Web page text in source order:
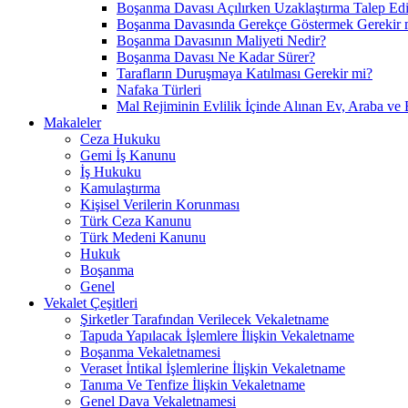
Boşanma Davası Açılırken Uzaklaştırma Talep
Boşanma Davasında Gerekçe Göstermek Gerekir
Boşanma Davasının Maliyeti Nedir?
Boşanma Davası Ne Kadar Sürer?
Tarafların Duruşmaya Katılması Gerekir mi?
Nafaka Türleri
Mal Rejiminin Evlilik İçinde Alınan Ev, Araba ve
Makaleler
Ceza Hukuku
Gemi İş Kanunu
İş Hukuku
Kamulaştırma
Kişisel Verilerin Korunması
Türk Ceza Kanunu
Türk Medeni Kanunu
Hukuk
Boşanma
Genel
Vekalet Çeşitleri
Şirketler Tarafından Verilecek Vekaletname
Tapuda Yapılacak İşlemlere İlişkin Vekaletname
Boşanma Vekaletnamesi
Veraset İntikal İşlemlerine İlişkin Vekaletname
Tanıma Ve Tenfize İlişkin Vekaletname
Genel Dava Vekaletnamesi